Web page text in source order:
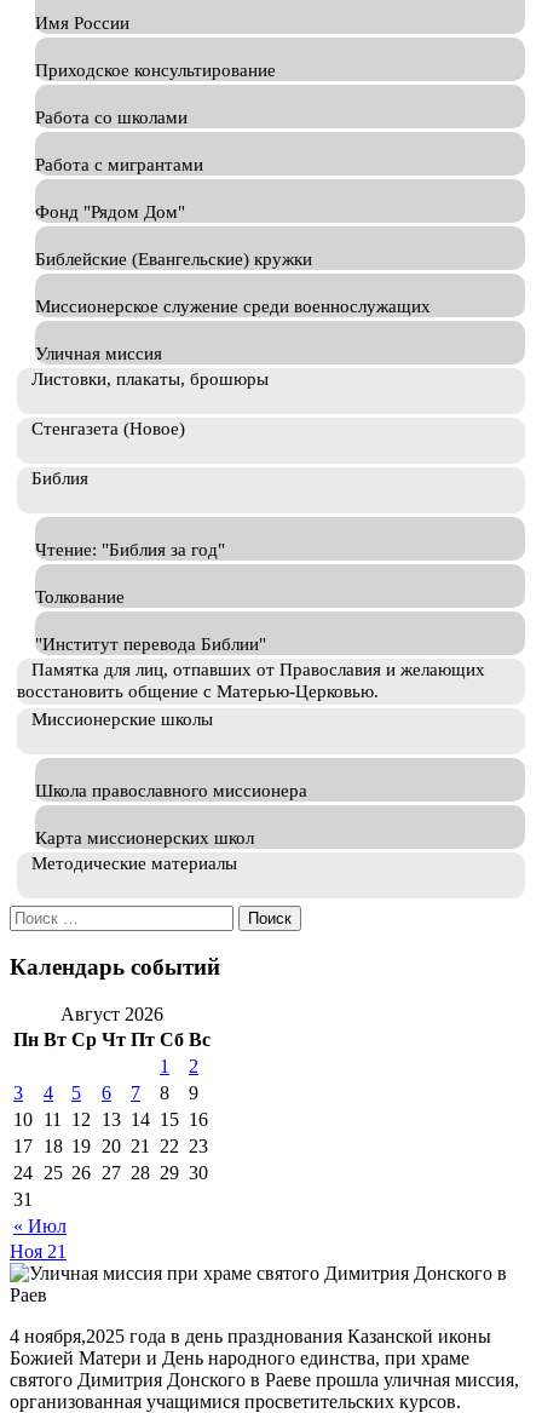
Имя России
Приходское консультирование
Работа со школами
Работа с мигрантами
Фонд "Рядом Дом"
Библейские (Евангельские) кружки
Миссионерское служение среди военнослужащих
Уличная миссия
Листовки, плакаты, брошюры
Стенгазета (Новое)
Библия
Чтение: "Библия за год"
Толкование
"Институт перевода Библии"
Памятка для лиц, отпавших от Православия и желающих
восстановить общение с Матерью-Церковью.
Миссионерские школы
Школа православного миссионера
Карта миссионерских школ
Методические материалы
Искать:
Календарь событий
Август 2026
Пн Вт Ср Чт Пт Сб Вс
« Июл
1
2
3
4 5 6 7 8
9
10 11 12 13 14 15 16
17 18 19 20 21 22 23
24 25 26 27 28 29 30
31
Ноя 21
4 ноября,2025 года в день празднования Казанской иконы
Божией Матери и День народного единства, при храме
святого Димитрия Донского в Раеве прошла уличная миссия,
организованная учащимися просветительских курсов.